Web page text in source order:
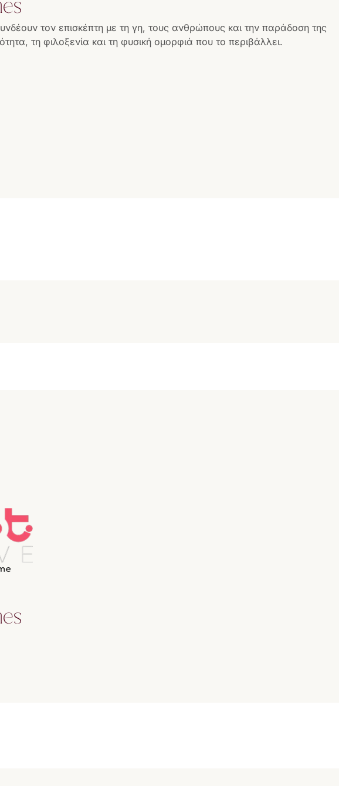
τον επισκέπτη με τη γη, τους ανθρώπους και την παράδοση της
τη φιλοξενία και τη φυσική ομορφιά που το περιβάλλει.